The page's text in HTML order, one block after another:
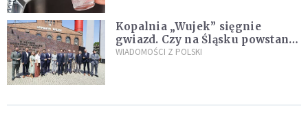
Kopalnia „Wujek” sięgnie
gwiazd. Czy na Śląsku powstanie
„Dolina Krzemowa”?
WIADOMOŚCI Z POLSKI